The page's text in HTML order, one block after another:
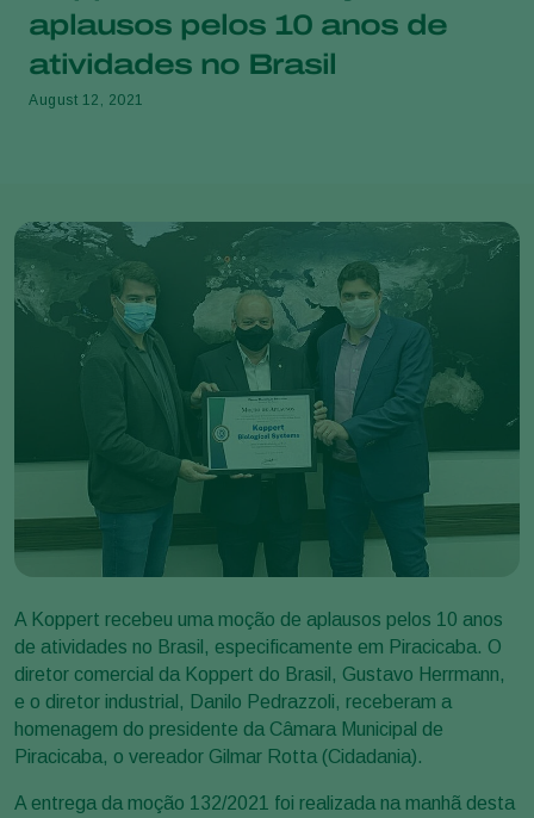
aplausos pelos 10 anos de
atividades no Brasil
August 12, 2021
A Koppert recebeu uma moção de aplausos pelos 10 anos
de atividades no Brasil, especificamente em Piracicaba. O
diretor comercial da Koppert do Brasil, Gustavo Herrmann,
e o diretor industrial, Danilo Pedrazzoli, receberam a
homenagem do presidente da Câmara Municipal de
Piracicaba, o vereador Gilmar Rotta (Cidadania).
A entrega da moção 132/2021 foi realizada na manhã desta